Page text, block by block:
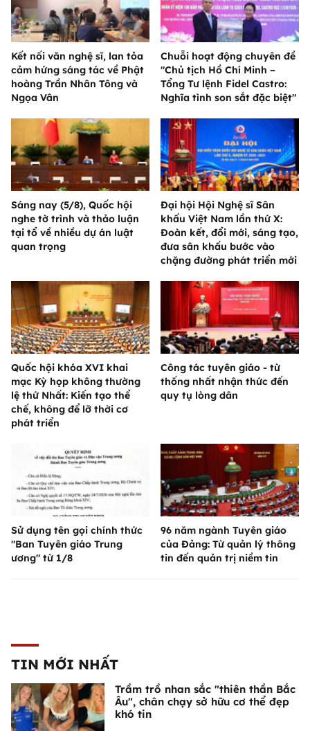
Kết nối văn nghệ sĩ, lan tỏa
cảm hứng sáng tác về Phật
hoàng Trần Nhân Tông và
Ngọa Vân
Chuỗi hoạt động chuyên đề
"Chủ tịch Hồ Chí Minh –
Tổng Tư lệnh Fidel Castro:
Nghĩa tình son sắt đặc biệt"
Sáng nay (5/8), Quốc hội
nghe tờ trình và thảo luận
tại tổ về nhiều dự án luật
quan trọng
Đại hội Hội Nghệ sĩ Sân
khấu Việt Nam lần thứ X:
Đoàn kết, đổi mới, sáng tạo,
đưa sân khấu bước vào
chặng đường phát triển mới
Quốc hội khóa XVI khai
mạc Kỳ họp không thường
lệ thứ Nhất: Kiến tạo thể
chế, không để lỡ thời cơ
phát triển
Công tác tuyên giáo - từ
thống nhất nhận thức đến
quy tụ lòng dân
Sử dụng tên gọi chính thức
"Ban Tuyên giáo Trung
ương" từ 1/8
96 năm ngành Tuyên giáo
của Đảng: Từ quản lý thông
tin đến quản trị niềm tin
TIN MỚI NHẤT
Trầm trồ nhan sắc "thiên thần Bắc
Âu", chân chạy sở hữu cơ thể đẹp
khó tin